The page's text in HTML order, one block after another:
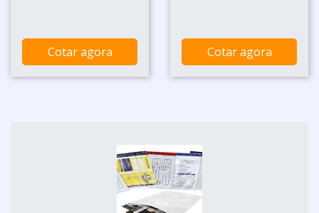
Cotar agora Cotar agora